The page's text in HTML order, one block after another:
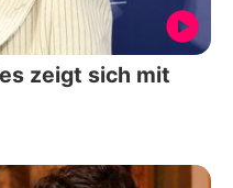
zeigt sich mit